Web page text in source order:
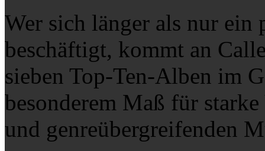
Wer sich länger als nur
beschäftigt, kommt an
sieben Top-Ten-Alben im
besonderem Maß für
und genreübergreifenden